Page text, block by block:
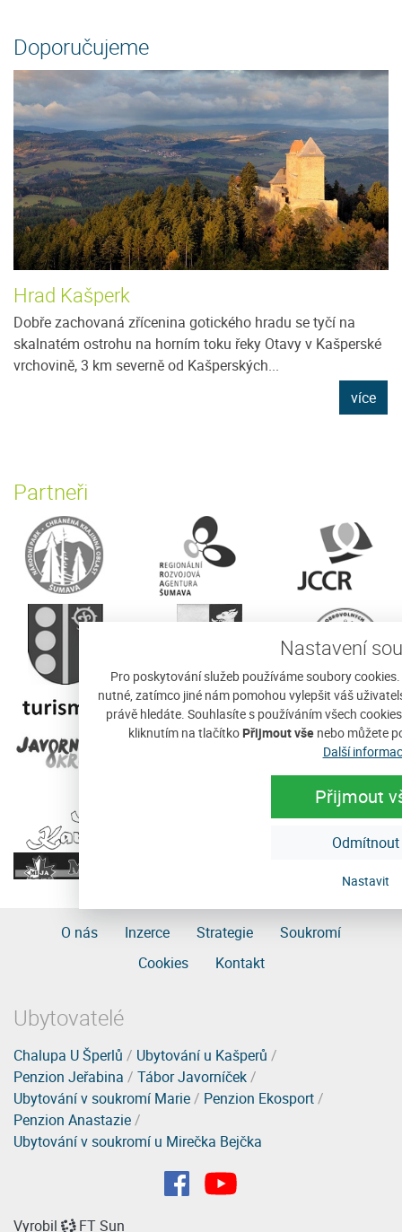
Nastavení
Pro poskytování služeb používáme soubory
nutné, zatímco jiné nám pomohou vylepšit váš
právě hledáte. Souhlasíte s používáním všech
kliknutím na tlačítko Přijmout všenebo můžete
Další
Přijmout
Odmítnout
Nastavit
Doporučujeme
Hrad Kašperk
Dobře zachovaná zřícenina gotického hradu se tyčí na
skalnatém ostrohu na horním toku řeky Otavy v Kašperské
vrchovině, 3 km severně od Kašperských...
více
Partneři
O nás Inzerce Strategie
Soukromí
Cookies
Kontakt
Ubytovatelé
Chalupa U Šperlů / Ubytování u Kašperů /
Penzion Jeřabina / Tábor Javorníček/
Ubytování v soukromí Marie/ Penzion Ekosport/
Penzion Anastazie/
Ubytování v soukromí u Mirečka Bejčka
Vyrobil FT Sun